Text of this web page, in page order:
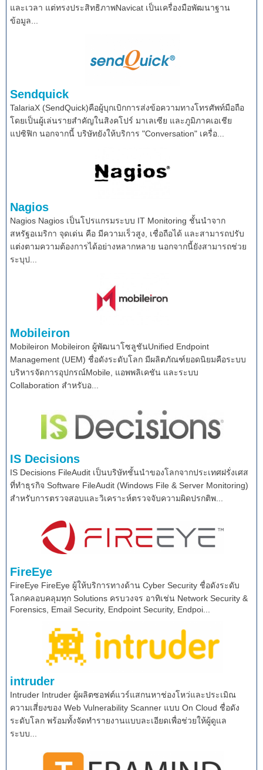
และเวลา แต่ทรงประสิทธิภาพNavicat เป็นเครื่องมือพัฒนาฐาน
ข้อมูล...
Sendquick
TalariaX (SendQuick)คือผู้บุกเบิกการส่งข้อความทางโทรศัพท์มือถือ
โดยเป็นผู้เล่นรายสำคัญในสิงคโปร์ มาเลเซีย และภูมิภาคเอเชีย
แปซิฟิก นอกจากนี้ บริษัทยังให้บริการ "Conversation" เครื่อ...
Nagios
Nagios Nagios เป็นโปรแกรมระบบ IT Monitoring ชั้นนำจาก
สหรัฐอเมริกา จุดเด่น คือ มีความเร็วสูง, เชื่อถือได้ และสามารถปรับ
แต่งตามความต้องการได้อย่างหลากหลาย นอกจากนี้ยังสามารถช่วย
ระบุป...
Mobileiron
Mobileiron Mobileiron ผู้พัฒนาโซลูชันUnified Endpoint
Management (UEM) ชื่อดังระดับโลก มีผลิตภัณฑ์ยอดนิยมคือระบบ
บริหารจัดการอุปกรณ์Mobile, แอพพลิเคชัน และระบบ
Collaboration สำหรับอ...
IS Decisions
IS Decisions FileAudit เป็นบริษัทชั้นนำของโลกจากประเทศฝรั่งเศส
ที่ทำธุรกิจ Software FileAudit (Windows File & Server Monitoring)
สำหรับการตรวจสอบและวิเคราะห์ตรวจจับความผิดปรกติพ...
FireEye
FireEye FireEye ผู้ให้บริการทางด้าน Cyber Security ชื่อดังระดับ
โลกคลอบคลุมทุก Solutions ครบวงจร อาทิเช่น Network Security &
Forensics, Email Security, Endpoint Security, Endpoi...
intruder
Intruder Intruder ผู้ผลิตซอฟต์แวร์แสกนหาช่องโหว่และประเมิณ
ความเสี่ยงของ Web Vulnerability Scanner แบบ On Cloud ชื่อดัง
ระดับโลก พร้อมทั้งจัดทำรายงานแบบละเอียดเพื่อช่วยให้ผู้ดูแล
ระบบ...